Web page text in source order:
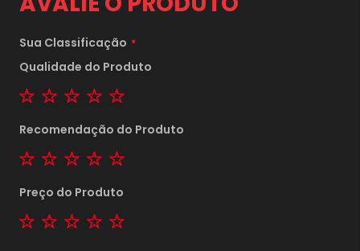
Sua Classificação
Qualidade do Produto
1 star2 stars3 stars4 stars
Recomendação do Produto
1 star2 stars3 stars4 stars
Preço do Produto
1 star2 stars3 stars4 stars